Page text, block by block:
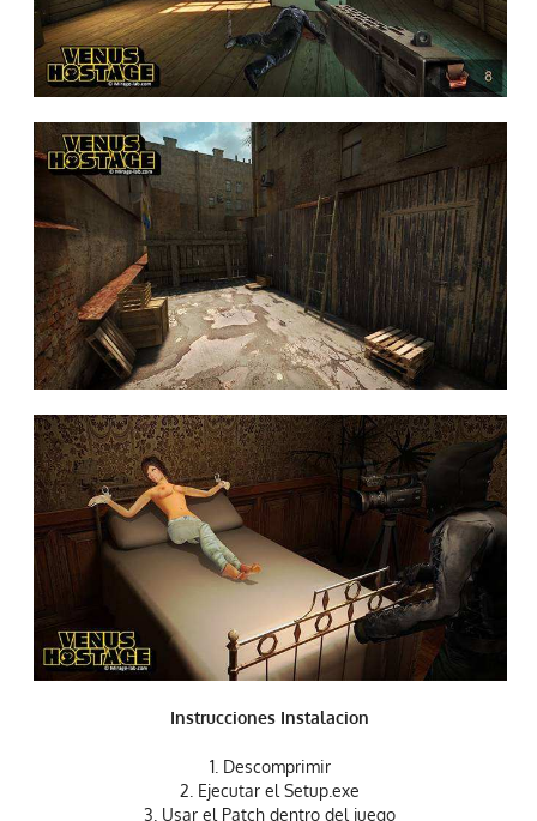
Instrucciones Instalacion
1. Descomprimir
2. Ejecutar el Setup.exe
3. Usar el Patch dentro del juego